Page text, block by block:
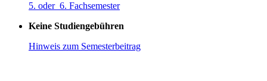
5. oder 6. Fachsemester
Keine Studiengebühren
Hinweis zum Semesterbeitrag